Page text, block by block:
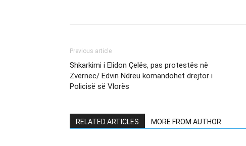
Previous article
Shkarkimi i Elidon Çelës, pas protestës në
Zvërnec/ Edvin Ndreu komandohet drejtor i
Policisë së Vlorës
RELATED ARTICLES MORE FROM AUTHOR